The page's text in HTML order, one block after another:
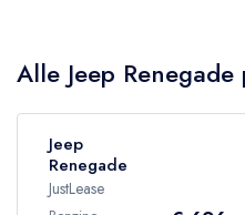
Alle Jeep
Jeep
Renegade
JustLease